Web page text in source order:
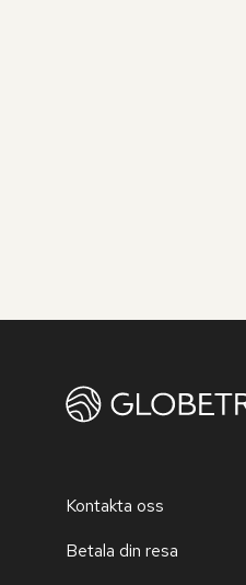
Kontakta oss
Betala din resa